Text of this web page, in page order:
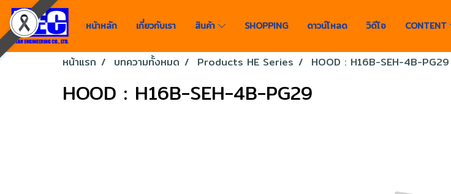
หน้าหลัก เกี่ยวกับเรา สินค้า SHOPPING ดาวน์โหลด วิดีโอ CONTENT
หน้าแรก บทความทั้งหมด Products HE Series HOOD : H16B-SEH-4B-PG29
HOOD : H16B-SEH-4B-PG29